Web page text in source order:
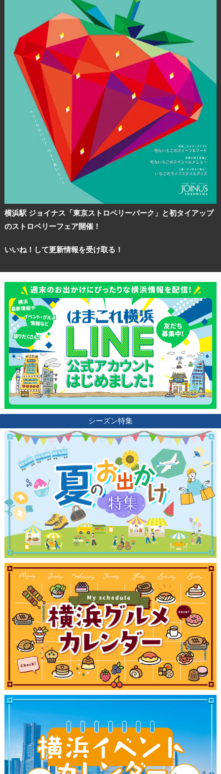
横浜駅 ジョイナス「東京ストロベリーパーク」と初タイアップ
のストロベリーフェア開催！
いいね！して更新情報を受け取る！
シーズン特集
ブログ記事
サイトについて